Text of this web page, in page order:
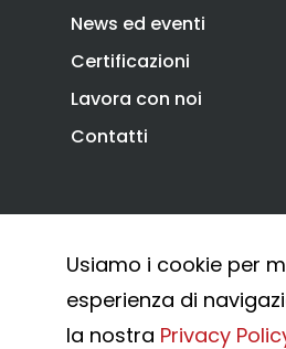
News ed eventi
Certificazioni
Lavora con noi
Contatti
Privacy Policy
© 2026 Combi
Usiamo i cookie per
esperienza di
la nostra Privacy